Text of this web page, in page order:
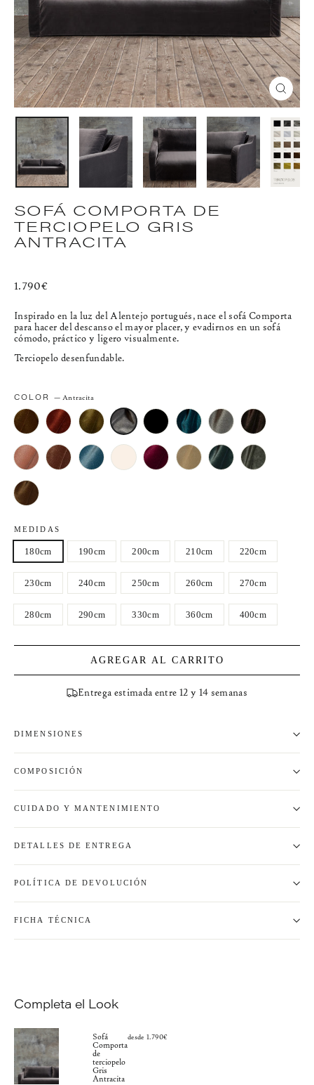
(ESC)
SOFÁ COMPORTA DE
TERCIOPELO GRIS
ANTRACITA
Precio
1.790€
Inspirado en la luz del Alentejo portugués, nace el sofá Comporta
para hacer del descanso el mayor placer, y evadirnos en un sofá
cómodo, práctico y ligero visualmente.
Terciopelo desenfundable.
COLOR —Antracita
MEDIDAS
180cm 190cm 200cm 210cm 220cm
230cm 240cm 250cm 260cm 270cm
280cm 290cm 330cm 360cm 400cm
AGREGAR AL CARRITO
Entrega estimada entre 12 y 14 semanas
DIMENSIONES
COMPOSICIÓN
CUIDADO Y MANTENIMIENTO
DETALLES DE ENTREGA
POLÍTICA DE DEVOLUCIÓN
FICHA TÉCNICA
Completa el Look
Sofá
Comporta
de
terciopelo
Gris
Antracita
desde 1.790€